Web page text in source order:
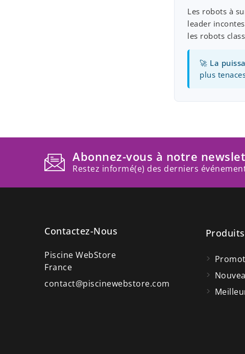
Les robots à
leader
les robots
🚀 La
plus
Abonnez-vous à notre
Restez informé(e) des derniers
Contactez-Nous
Piscine WebStore
France
contact@piscinewebstore.com
Produits